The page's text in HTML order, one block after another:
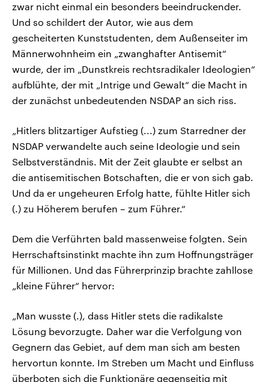
zwar nicht einmal ein besonders beeindruckender.
Und so schildert der Autor, wie aus dem
gescheiterten Kunststudenten, dem Außenseiter im
Männerwohnheim ein „zwanghafter Antisemit“
wurde, der im „Dunstkreis rechtsradikaler Ideologien“
aufblühte, der mit „Intrige und Gewalt“ die Macht in
der zunächst unbedeutenden NSDAP an sich riss.
„Hitlers blitzartiger Aufstieg (...) zum Starredner der
NSDAP verwandelte auch seine Ideologie und sein
Selbstverständnis. Mit der Zeit glaubte er selbst an
die antisemitischen Botschaften, die er von sich gab.
Und da er ungeheuren Erfolg hatte, fühlte Hitler sich
(.) zu Höherem berufen – zum Führer.“
Dem die Verführten bald massenweise folgten. Sein
Herrschaftsinstinkt machte ihn zum Hoffnungsträger
für Millionen. Und das Führerprinzip brachte zahllose
„kleine Führer“ hervor:
„Man wusste (.), dass Hitler stets die radikalste
Lösung bevorzugte. Daher war die Verfolgung von
Gegnern das Gebiet, auf dem man sich am besten
hervortun konnte. Im Streben um Macht und Einfluss
überboten sich die Funktionäre gegenseitig mit